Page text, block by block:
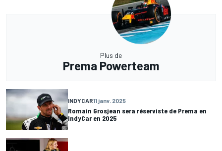
Plus de
Prema Powerteam
INDYCAR11 janv. 2025
Romain Grosjean sera réserviste de Prema en
IndyCar en 2025